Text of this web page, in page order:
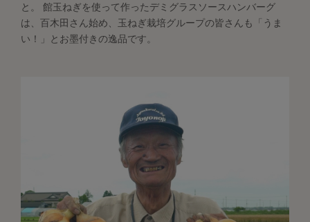
と。 館玉ねぎを使って作ったデミグラスソースハンバーグ
は、百木田さん始め、玉ねぎ栽培グループの皆さんも「うま
い！」とお墨付きの逸品です。